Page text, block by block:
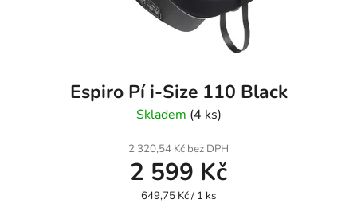
Espiro Pí i-Size 110 Black
Skladem (4 ks)
2 320,54 Kč bez DPH
2 599 Kč
Měrná
649,75 Kč / 1 ks